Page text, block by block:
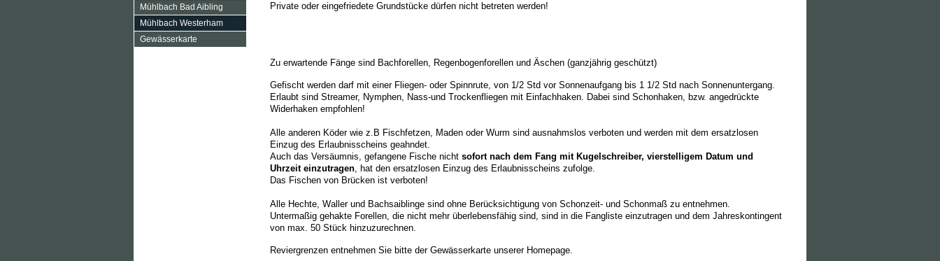
Private oder eingefriedete Grundstücke dürfen nicht betreten werden!
Zu erwartende Fänge sind Bachforellen, Regenbogenforellen und Äschen (ganzjährig geschützt)
Gefischt werden darf mit einer Fliegen- oder Spinnrute, von 1/2 Std vor Sonnenaufgang bis 1 1/2 Std nach Sonnenuntergang.
Erlaubt sind Streamer, Nymphen, Nass-und Trockenfliegen mit Einfachhaken. Dabei sind Schonhaken, bzw. angedrückte
Widerhaken empfohlen!
Alle anderen Köder wie z.B Fischfetzen, Maden oder Wurm sind ausnahmslos verboten und werden mit dem ersatzlosen
Einzug des Erlaubnisscheins geahndet.
Auch das Versäumnis, gefangene Fische nicht sofort nach dem Fang mitKugelschreiber, vierstelligem Datum und
Uhrzeit einzutragen, hat den ersatzlosen Einzug des Erlaubnisscheins zufolge.
Das Fischen von Brücken ist verboten!
Alle Hechte, Waller und Bachsaiblinge sind ohne Berücksichtigung von Schonzeit- und Schonmaß zu entnehmen.
Untermaßig gehakte Forellen, die nicht mehr überlebensfähig sind, sind in die Fangliste einzutragen und dem Jahreskontingent
von max. 50 Stück hinzuzurechnen.
Reviergrenzen entnehmen Sie bitte der Gewässerkarte unserer Homepage.
Mühlbach Bad Aibling
Mühlbach Westerham
Gewässerkarte